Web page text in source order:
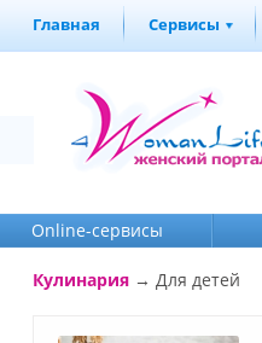
Главная Сервисы
Online-cервисы
Кулинария → Для детей